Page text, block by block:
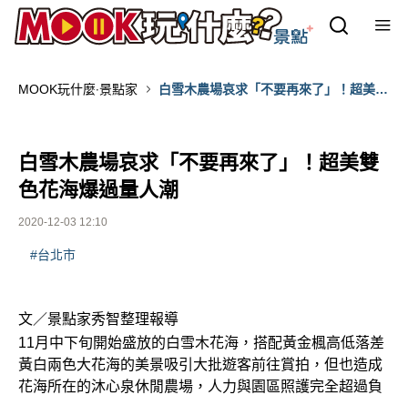
MOOK玩什麼‧景點家
白雪木農場哀求「不要再來了」！超美雙
白雪木農場哀求「不要再來了」！超美雙
色花海爆過量人潮
2020-12-03 12:10
#台北市
文／景點家秀智整理報導
11月中下旬開始盛放的白雪木花海，搭配黃金楓高低落差
黃白兩色大花海的美景吸引大批遊客前往賞拍，但也造成
花海所在的沐心泉休閒農場，人力與園區照護完全超過負